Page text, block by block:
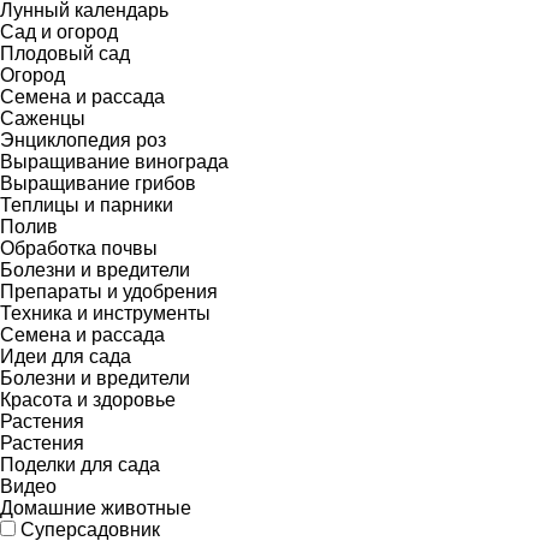
Лунный календарь
Сад и огород
Плодовый сад
Огород
Семена и рассада
Саженцы
Энциклопедия роз
Выращивание винограда
Выращивание грибов
Теплицы и парники
Полив
Обработка почвы
Болезни и вредители
Препараты и удобрения
Техника и инструменты
Семена и рассада
Идеи для сада
Болезни и вредители
Красота и здоровье
Растения
Растения
Поделки для сада
Видео
Домашние животные
Суперсадовник